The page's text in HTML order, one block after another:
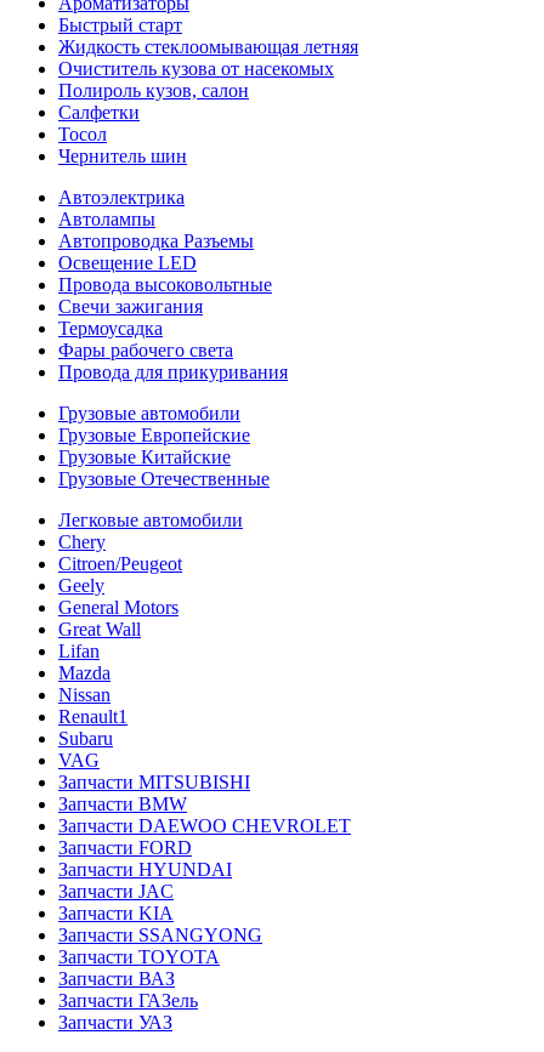
Быстрый старт
Жидкость стеклоомывающая летняя
Очиститель кузова от насекомых
Полироль кузов, салон
Салфетки
Тосол
Чернитель шин
Автоэлектрика
Автолампы
Автопроводка Разъемы
Освещение LED
Провода высоковольтные
Свечи зажигания
Термоусадка
Фары рабочего света
Провода для прикуривания
Грузовые автомобили
Грузовые Европейские
Грузовые Китайские
Грузовые Отечественные
Легковые автомобили
Chery
Citroen/Peugeot
Geely
General Motors
Great Wall
Lifan
Mazda
Nissan
Renault1
Subaru
VAG
Запчасти MITSUBISHI
Запчасти BMW
Запчасти DAEWOO CHEVROLET
Запчасти FORD
Запчасти HYUNDAI
Запчасти JAC
Запчасти KIA
Запчасти SSANGYONG
Запчасти TOYOTA
Запчасти ВАЗ
Запчасти ГАЗель
Запчасти УАЗ